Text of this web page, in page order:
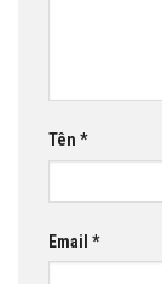
Tên *
Email *